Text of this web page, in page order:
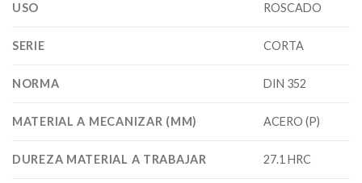
USO ROSCADO
SERIE CORTA
NORMA DIN 352
MATERIAL A MECANIZAR (MM) ACERO (P)
DUREZA MATERIAL A TRABAJAR 27.1 HRC